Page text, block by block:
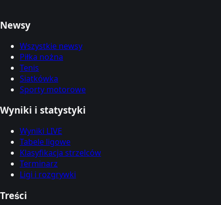
Newsy
Wszystkie newsy
Piłka nożna
Tenis
Siatkówka
Sporty motorowe
Wyniki i statystyki
Wyniki LIVE
Tabele ligowe
Klasyfikacja strzelców
Terminarz
Ligi i rozgrywki
Treści